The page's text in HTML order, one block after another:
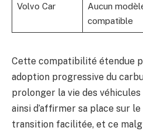
Volvo Car
Aucun
compatible
Cette compatibilité étendue
adoption progressive du
prolonger la vie des
ainsi d’affirmer sa place sur
transition facilitée, et ce